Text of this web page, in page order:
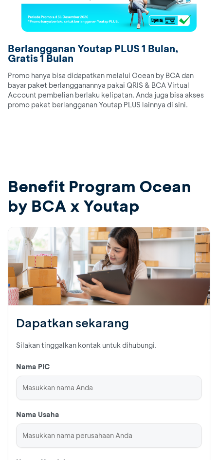
Berlangganan Youtap PLUS 1 Bulan,
Gratis 1 Bulan
Promo hanya bisa didapatkan melalui Ocean by BCA dan
bayar paket berlangganannya pakai QRIS & BCA Virtual
Account pembelian berlaku kelipatan. Anda juga bisa akses
promo paket berlangganan Youtap PLUS lainnya di sini.​
Benefit Program Ocean
by BCA x Youtap
Dapatkan sekarang
Silakan tinggalkan kontak untuk dihubungi.
Nama PIC
Nama Usaha